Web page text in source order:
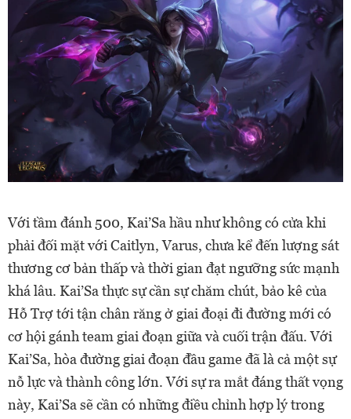
Với tầm đánh 500, Kai’Sa hầu như không có cửa khi
phải đối mặt với Caitlyn, Varus, chưa kể đến lượng sát
thương cơ bản thấp và thời gian đạt ngưỡng sức mạnh
khá lâu. Kai’Sa thực sự cần sự chăm chút, bảo kê của
Hỗ Trợ tới tận chân răng ở giai đoại đi đường mới có
cơ hội gánh team giai đoạn giữa và cuối trận đấu. Với
Kai’Sa, hòa đường giai đoạn đầu game đã là cả một sự
nỗ lực và thành công lớn. Với sự ra mắt đáng thất vọng
này, Kai’Sa sẽ cần có những điều chỉnh hợp lý trong